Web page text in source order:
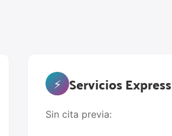
⚡ Servicios Express
Sin cita previa: